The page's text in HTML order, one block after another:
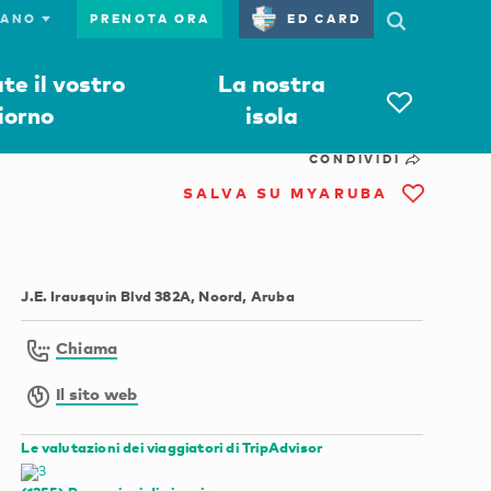
PRENOTA ORA ED CARD
il vostro
La nostra
isola
CONDIVIDI
SALVA SU MYARUBA
J.E. Irausquin Blvd 382A, Noord, Aruba
Chiama
Il sito web
Le valutazioni dei viaggiatori di TripAdvisor